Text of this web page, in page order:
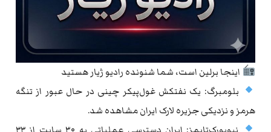
اینجا برلین است، شما شنونده رادیو ژیار هستید
بلومبرگ: یک نفتکش غول‌پیکر چینی در حال عبور از تنگه
هرمز و نزدیکی جزیره لارک ایران مشاهده شد.